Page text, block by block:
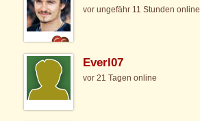
vor ungefähr 11 Stunden online
Everl07
vor 21 Tagen online